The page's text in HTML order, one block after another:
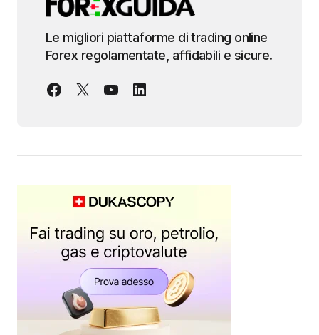
Le migliori piattaforme di trading online
Forex regolamentate, affidabili e sicure.